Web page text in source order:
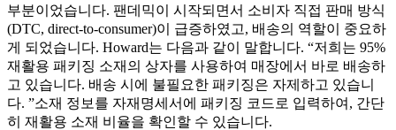
부분이었습니다. 팬데믹이 시작되면서 소비자 직접 판매 방식
(DTC, direct-to-consumer)이 급증하였고, 배송의 역할이 중요하
게 되었습니다. Howard는 다음과 같이 말합니다. “저희는 95%
재활용 패키징 소재의 상자를 사용하여 매장에서 바로 배송하
고 있습니다. 배송 시에 불필요한 패키징은 자제하고 있습니
다. ”소재 정보를 자재명세서에 패키징 코드로 입력하여, 간단
히 재활용 소재 비율을 확인할 수 있습니다.